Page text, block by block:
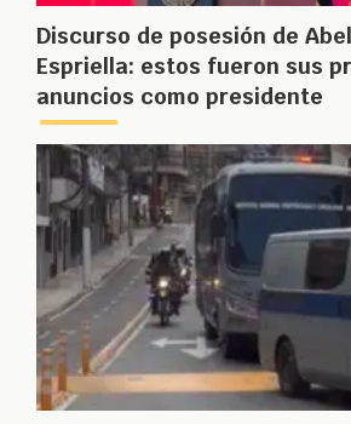
Discurso de posesión de
Espriella: estos fueron sus
anuncios como presidente